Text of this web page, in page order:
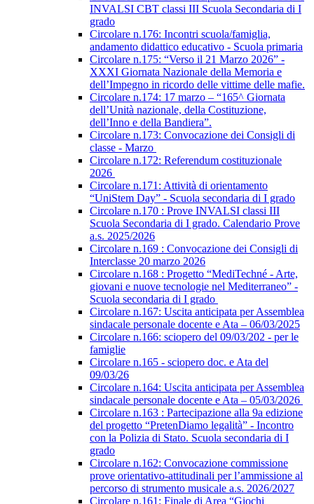
INVALSI CBT classi III Scuola Secondaria di I
grado
Circolare n.176: Incontri scuola/famiglia,
andamento didattico educativo - Scuola primaria
Circolare n.175: “Verso il 21 Marzo 2026” -
XXXI Giornata Nazionale della Memoria e
dell’Impegno in ricordo delle vittime delle mafie.
Circolare n.174: 17 marzo – “165^ Giornata
dell’Unità nazionale, della Costituzione,
dell’Inno e della Bandiera”.
Circolare n.173: Convocazione dei Consigli di
classe - Marzo
Circolare n.172: Referendum costituzionale
2026
Circolare n.171: Attività di orientamento
“UniStem Day” - Scuola secondaria di I grado
Circolare n.170 : Prove INVALSI classi III
Scuola Secondaria di I grado. Calendario Prove
a.s. 2025/2026
Circolare n.169 : Convocazione dei Consigli di
Interclasse 20 marzo 2026
Circolare n.168 : Progetto “MediTechné - Arte,
giovani e nuove tecnologie nel Mediterraneo” -
Scuola secondaria di I grado
Circolare n.167: Uscita anticipata per Assemblea
sindacale personale docente e Ata – 06/03/2025
Circolare n.166: sciopero del 09/03/202 - per le
famiglie
Circolare n.165 - sciopero doc. e Ata del
09/03/26
Circolare n.164: Uscita anticipata per Assemblea
sindacale personale docente e Ata – 05/03/2026
Circolare n.163 : Partecipazione alla 9a edizione
del progetto “PretenDiamo legalità” - Incontro
con la Polizia di Stato. Scuola secondaria di I
grado
Circolare n.162: Convocazione commissione
prove orientativo-attitudinali per l’ammissione al
percorso di strumento musicale a.s. 2026/2027
Circolare n.161: Finale di Area “Giochi